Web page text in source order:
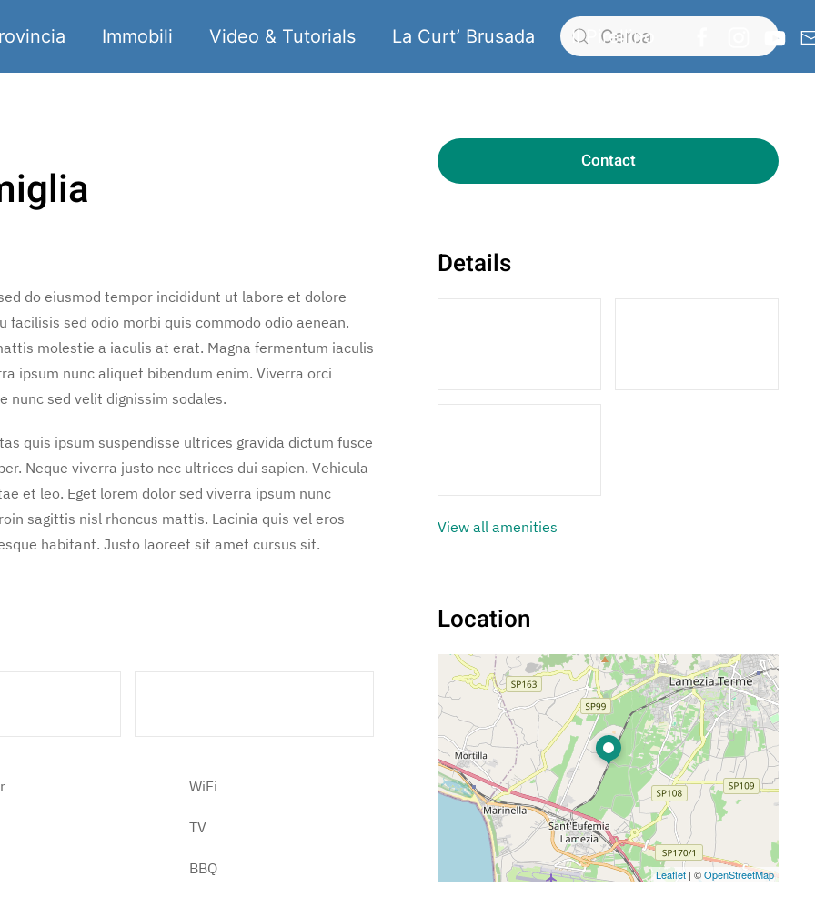
Immobili Video & Tutorials La Curt’ Brusada Il Pirellino
do eiusmod tempor incididunt ut labore et dolore
sed odio morbi quis commodo odio aenean.
molestie a iaculis at erat. Magna fermentum iaculis
ipsum nunc aliquet bibendum enim. Viverra orci
sed velit dignissim sodales.
quis ipsum suspendisse ultrices gravida dictum fusce
Neque viverra justo nec ultrices dui sapien. Vehicula
et leo. Eget lorem dolor sed viverra ipsum nunc
sagittis nisl rhoncus mattis. Lacinia quis vel eros
habitant. Justo laoreet sit amet cursus sit.
WiFi
TV
BBQ
Contact
Details
View all amenities
Location
Leaflet | ©OpenStreetMap